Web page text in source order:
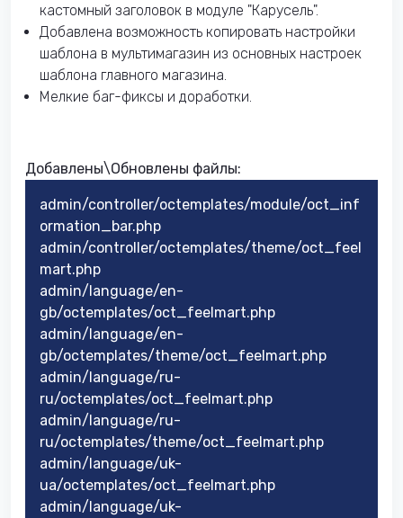
кастомный заголовок в модуле "Карусель".
Добавлена возможность копировать настройки
шаблона в мультимагазин из основных настроек
шаблона главного магазина.
Мелкие баг-фиксы и доработки.
Добавлены\Обновлены файлы:
admin/controller/octemplates/module/oct_inf
ormation_bar.php
admin/controller/octemplates/theme/oct_feel
mart.php
admin/language/en-
gb/octemplates/oct_feelmart.php
admin/language/en-
gb/octemplates/theme/oct_feelmart.php
admin/language/ru-
ru/octemplates/oct_feelmart.php
admin/language/ru-
ru/octemplates/theme/oct_feelmart.php
admin/language/uk-
ua/octemplates/oct_feelmart.php
admin/language/uk-